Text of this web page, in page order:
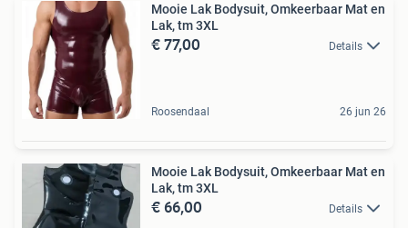
Mooie Lak Bodysuit, Omkeerbaar Mat en
Lak, tm 3XL
€ 77,00 Details
Roosendaal 26 jun 26
Mooie Lak Bodysuit, Omkeerbaar Mat en
Lak, tm 3XL
€ 66,00 Details